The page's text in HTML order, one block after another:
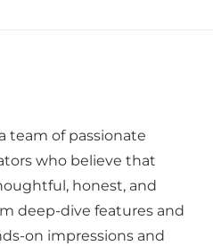
team of passionate
who believe that
honest, and
deep-dive features and
on impressions and